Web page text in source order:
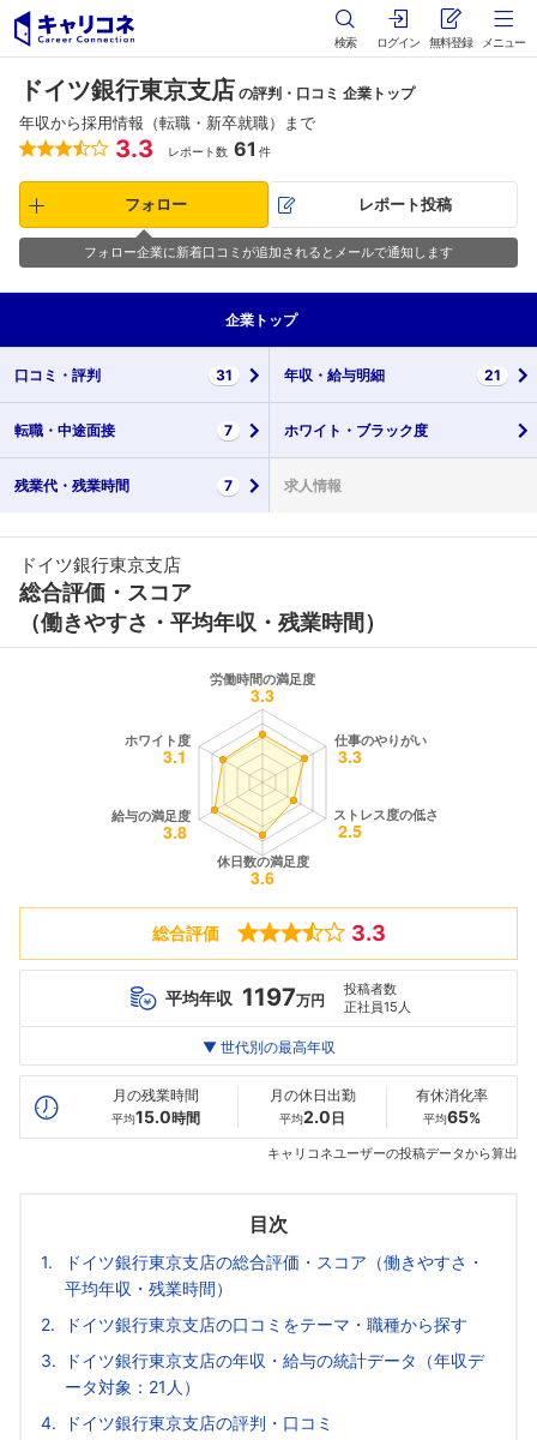
検索 ログイン 無料登録 メニュー
ドイツ銀行東京支店 の評判・口コミ 企業トップ
年収から採用情報（転職・新卒就職）まで
3.3 レポート数 61 件
フォロー レポート投稿
フォロー企業に新着口コミが追加されるとメールで通知します
企業 トップ
口コミ・ 評判 31 年収・ 給与明細 21
転職・ 中途面接 7 ホワイト・ ブラック度
残業代・ 残業時間 7 求人情報
ドイツ銀行東京支店
総合評価・スコア
（働きやすさ・平均年収・残業時間）
総合評価 3.3
平均年収 1197万円
投稿者数
正社員15人
最高年収
20代
1449万
30代
3000万
--万
▼ 世代別の最高年収
月の残業時間
平均15.0時間
月の休日出勤
平均2.0 日
有休消化率
平均65%
キャリコネユーザーの投稿データから算出
目次
ドイツ銀行東京支店の総合評価・スコア（働きやすさ・
平均年収・残業時間）
ドイツ銀行東京支店の口コミをテーマ・職種から探す
ドイツ銀行東京支店の年収・給与の統計データ（年収デ
ータ対象：21人）
ドイツ銀行東京支店の評判・口コミ